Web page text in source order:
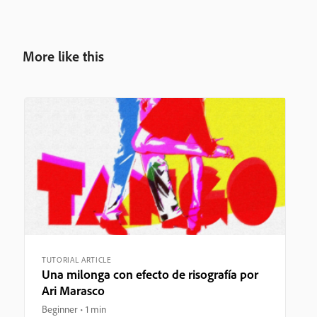
More like this
TUTORIAL ARTICLE
Una milonga con efecto de risografía por
Ari Marasco
Beginner 1 min